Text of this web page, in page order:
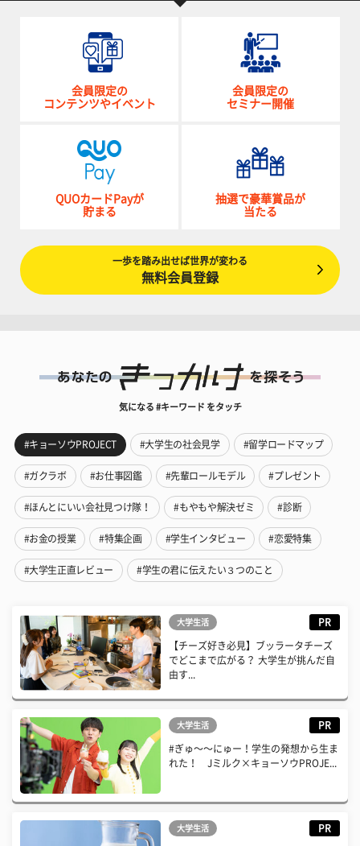
会員限定の
コンテンツやイベント
会員限定の
セミナー開催
QUOカードPayが
貯まる
抽選で豪華賞品が
当たる
一歩を踏み出せば世界が変わる
無料会員登録
気になる #キーワード をタッチ
#キョーソウPROJECT #大学生の社会見学 #留学ロードマップ
#ガクラボ #お仕事図鑑 #先輩ロールモデル #プレゼント
#ほんとにいい会社見つけ隊！ #もやもや解決ゼミ #診断
#お金の授業 #特集企画 #学生インタビュー #恋愛特集
#大学生正直レビュー #学生の君に伝えたい３つのこと
大学生活 PR
【チーズ好き必見】ブッラータチーズ
でどこまで広がる？ 大学生が挑んだ自
由す...
大学生活 PR
#ぎゅ〜〜にゅー！学生の発想から生ま
れた！ Jミルク×キョーソウPROJE...
大学生活 PR